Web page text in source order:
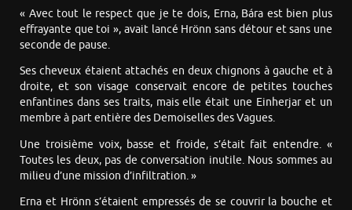
« Avec tout le respect que je te dois, Erna, Bára est bien plus
effrayante que toi », avait lancé Hrönn sans détour et sans une
seconde de pause.
Ses cheveux étaient attachés en deux chignons à gauche et à
droite, et son visage conservait encore de petites touches
enfantines dans ses traits, mais elle était une Einherjar et un
membre à part entière des Demoiselles des Vagues.
Une troisième voix, basse et froide, s’était fait entendre. «
Toutes les deux, pas de conversation inutile. Nous sommes au
milieu d’une mission d’infiltration. »
Erna et Hrönn s’étaient empressés de se couvrir la bouche et